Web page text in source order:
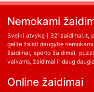
Nemokami
Sveiki atvykę į 321zaidimai.lt,
galite žaisti daugybę
žaidimai, sporto žaidimai,
vaikams, žaidimai ir daug
Online žaidimai